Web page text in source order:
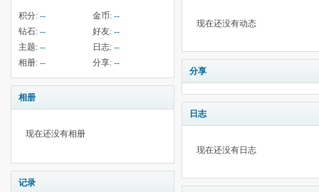
积分: -- 金币: --
钻石: -- 好友: --
主题: -- 日志: --
相册: -- 分享: --
相册
现在还没有相册
记录
现在还没有动态
分享
日志
现在还没有日志